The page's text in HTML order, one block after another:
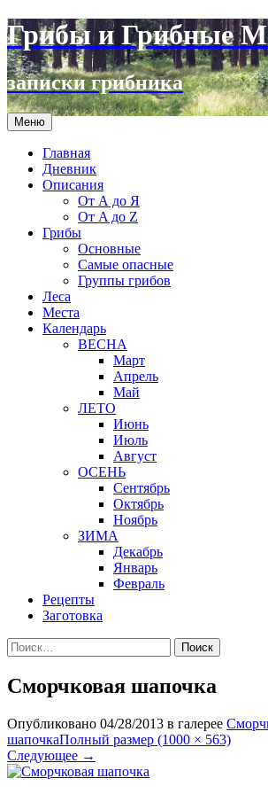
Грибы и Грибные
записки грибника
Меню Перейти
к
содержимому
Главная
Дневник
Описания
От А до Я
От A до Z
Грибы
Основные
Самые опасные
Группы грибов
Леса
Места
Календарь
ВЕСНА
Март
Апрель
Май
ЛЕТО
Июнь
Июль
Август
ОСЕНЬ
Сентябрь
Октябрь
Ноябрь
ЗИМА
Декабрь
Январь
Февраль
Рецепты
Заготовка
Найти:
Сморчковая шапочка
Опубликовано 04/28/2013 в галерее
шапочкаПолный размер (1000 × 563)
Следующее →